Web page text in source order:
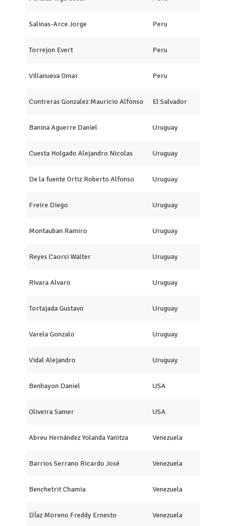
Salinas-Arce Jorge Peru
Torrejon Evert Peru
Villanueva Omar Peru
Contreras Gonzalez Mauricio Alfonso El Salvador
Banina Aguerre Daniel Uruguay
Cuesta Holgado Alejandro Nicolas Uruguay
De la fuente Ortiz Roberto Alfonso Uruguay
Freire Diego Uruguay
Montauban Ramiro Uruguay
Reyes Caorsi Walter Uruguay
Rivara Alvaro Uruguay
Tortajada Gustavo Uruguay
Varela Gonzalo Uruguay
Vidal Alejandro Uruguay
Benhayon Daniel USA
Oliveira Samer USA
Abreu Hernández Yolanda Yanitza Venezuela
Barrios Serrano Ricardo José Venezuela
Benchetrit Chamia Venezuela
DÍaz Moreno Freddy Ernesto Venezuela